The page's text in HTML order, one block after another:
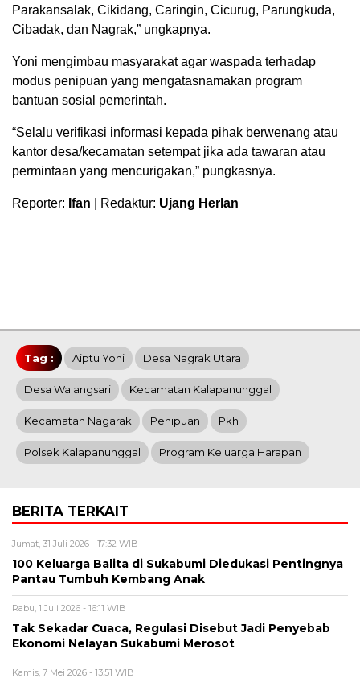
Parakansalak, Cikidang, Caringin, Cicurug, Parungkuda,
Cibadak, dan Nagrak,” ungkapnya.
Yoni mengimbau masyarakat agar waspada terhadap
modus penipuan yang mengatasnamakan program
bantuan sosial pemerintah.
“Selalu verifikasi informasi kepada pihak berwenang atau
kantor desa/kecamatan setempat jika ada tawaran atau
permintaan yang mencurigakan,” pungkasnya.
Reporter: Ifan | Redaktur: Ujang Herlan
Tag : Aiptu Yoni Desa Nagrak Utara
Desa Walangsari Kecamatan Kalapanunggal
Kecamatan Nagarak Penipuan Pkh
Polsek Kalapanunggal Program Keluarga Harapan
BERITA TERKAIT
Jumat, 31 Juli 2026 - 17:32 WIB
100 Keluarga Balita di Sukabumi Diedukasi Pentingnya
Pantau Tumbuh Kembang Anak
Rabu, 1 Juli 2026 - 16:11 WIB
Tak Sekadar Cuaca, Regulasi Disebut Jadi Penyebab
Ekonomi Nelayan Sukabumi Merosot
Kamis, 7 Mei 2026 - 13:51 WIB